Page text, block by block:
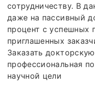
сотрудничеству. В
даже на пассивный
процент с успешных
приглашенных
Заказать
профессиональная
научной цели